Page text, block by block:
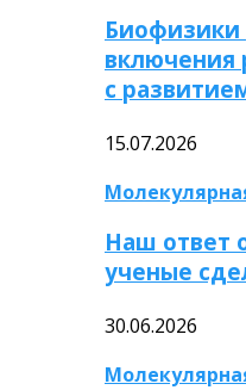
Биофизики
включения
с
15.07.2026
Наш ответ
ученые
30.06.2026